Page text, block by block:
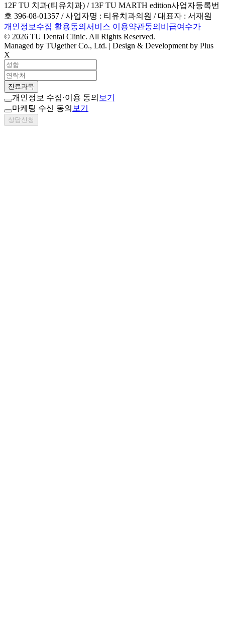
12F TU 치과(티유치과) / 13F TU MARTH edition사업자등록번
호 396-08-01357 / 사업자명 : 티유치과의원 / 대표자 : 서재원
개인정보수집 활용동의 서비스 이용약관동의 비급여수가
© 2026 TU Dental Clinic. All Rights Reserved.
Managed by TUgether Co., Ltd. | Design & Development by Plus
X
진료과목
개인정보 수집·이용 동의 보기
마케팅 수신 동의 보기
상담신청